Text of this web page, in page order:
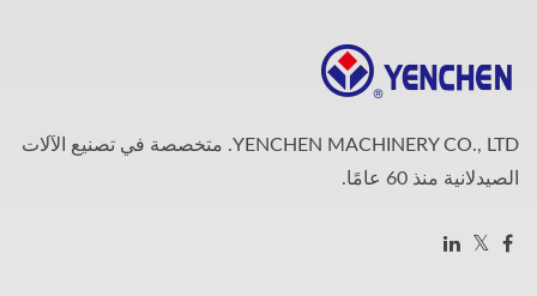
YENCHEN MACHINERY CO., LTD. متخصصة في تصنيع الآلات
الصيدلانية منذ 60 عامًا.